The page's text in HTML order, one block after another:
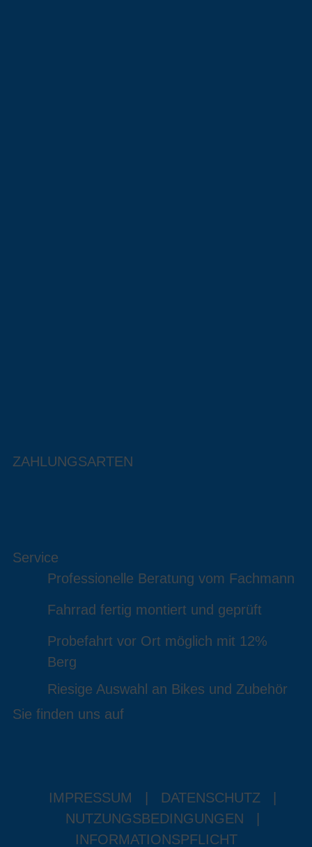
ZAHLUNGSARTEN
Service
Professionelle Beratung vom Fachmann
Fahrrad fertig montiert und geprüft
Probefahrt vor Ort möglich mit 12%
Berg
Riesige Auswahl an Bikes und Zubehör
Sie finden uns auf
IMPRESSUM DATENSCHUTZ
NUTZUNGSBEDINGUNGEN
INFORMATIONSPFLICHT